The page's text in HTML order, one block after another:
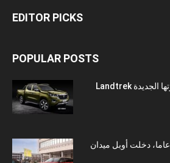
EDITOR PICKS
POPULAR POSTS
” ستافيم بيجو ” تطلق سيارتها الجديدة Landtrek
21 جانفي 1899: قبل 125 عاما، دخلت أوبل ميدان